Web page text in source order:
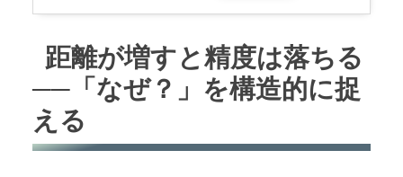
距離が増すと精度は落ちる
──「なぜ？」を構造的に捉
える